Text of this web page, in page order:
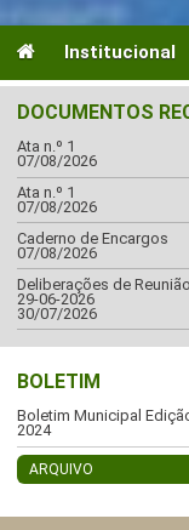
Institucional
DOCUMENTOS
Ata n.º 1
07/08/2026
Ata n.º 1
07/08/2026
Caderno de Encargos
07/08/2026
Deliberações de
29-06-2026
30/07/2026
BOLETIM
Boletim Municipal
2024
ARQUIVO